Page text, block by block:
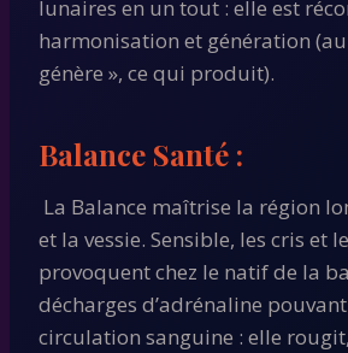
lunaires en un tout : elle est
harmonisation et génération (au
génère », ce qui produit).
Balance Santé :
La Balance maîtrise la région
et la vessie. Sensible, les cris et
provoquent chez le natif de la
décharges d’adrénaline
circulation sanguine : elle